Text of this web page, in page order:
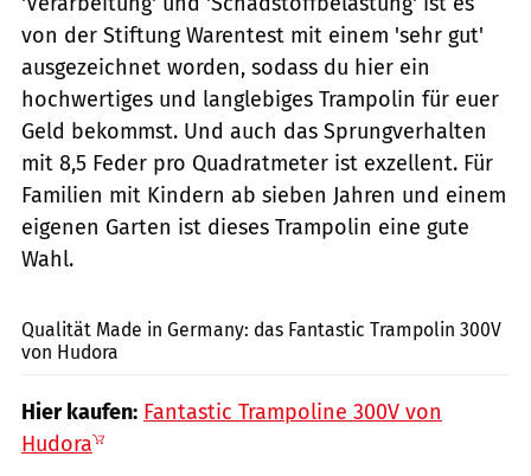
von der Stiftung Warentest mit einem 'sehr gut'
ausgezeichnet worden, sodass du hier ein
hochwertiges und langlebiges Trampolin für euer
Geld bekommst. Und auch das Sprungverhalten
mit 8,5 Feder pro Quadratmeter ist exzellent. Für
Familien mit Kindern ab sieben Jahren und einem
eigenen Garten ist dieses Trampolin eine gute
Wahl.
Qualität Made in Germany: das Fantastic Trampolin 300V
von Hudora
Hier kaufen: Fantastic Trampoline 300V von
Hudora